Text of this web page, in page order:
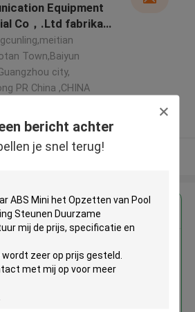
bericht achter
je snel terug!
Equipment
Co，.Ltd fabrikant
Town,Baiyun
city,
PR China ,CHINA
Leverancier
Bekijk meer
beste prijs voor
Mini het Opzetten van Pool
de Vezelsluiting Steunen